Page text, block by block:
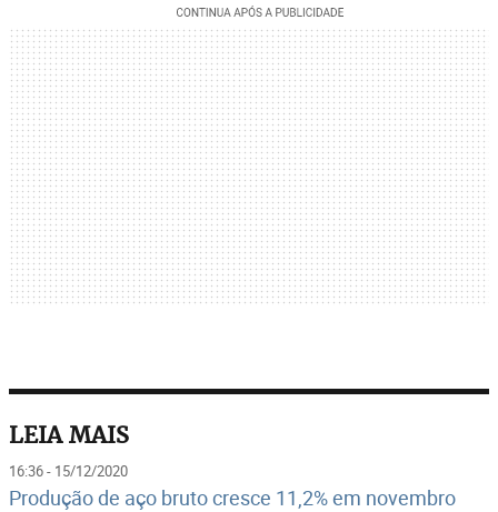
LEIA MAIS
16:36 - 15/12/2020
Produção de aço bruto cresce 11,2% em novembro